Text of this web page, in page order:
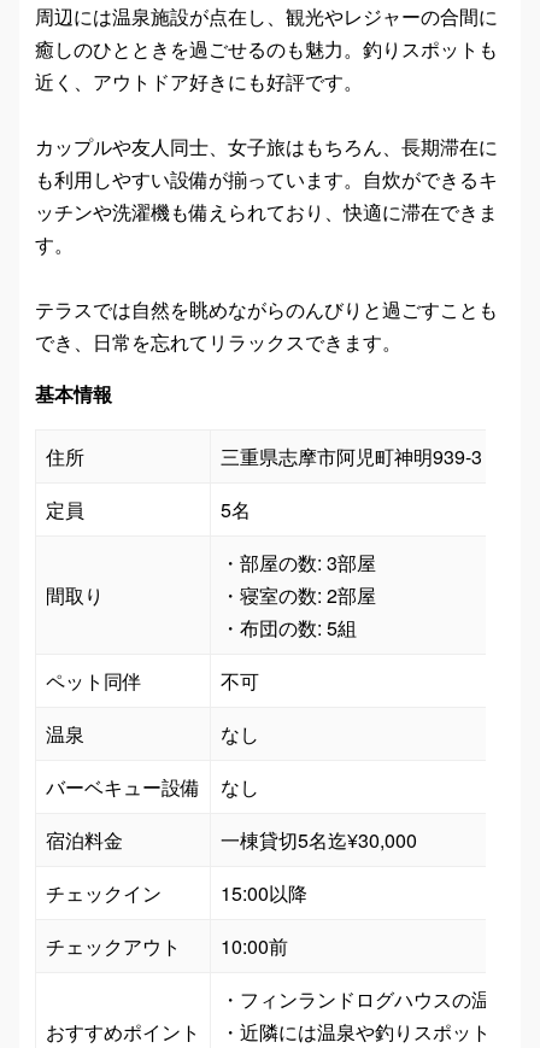
周辺には温泉施設が点在し、観光やレジャーの合間に
癒しのひとときを過ごせるのも魅力。釣りスポットも
近く、アウトドア好きにも好評です。
カップルや友人同士、女子旅はもちろん、長期滞在に
も利用しやすい設備が揃っています。自炊ができるキ
ッチンや洗濯機も備えられており、快適に滞在できま
す。
テラスでは自然を眺めながらのんびりと過ごすことも
でき、日常を忘れてリラックスできます。
基本情報
住所
三重県志摩市阿児町神明939-3
定員
5名
間取り
・部屋の数: 3部屋
・寝室の数: 2部屋
・布団の数: 5組
ペット同伴
不可
温泉
なし
バーベキュー設備
なし
宿泊料金
一棟貸切5名迄¥30,000
チェックイン
15:00以降
チェックアウト
10:00前
おすすめポイント
・フィンランドログハウスの温も
・近隣には温泉や釣りスポットも